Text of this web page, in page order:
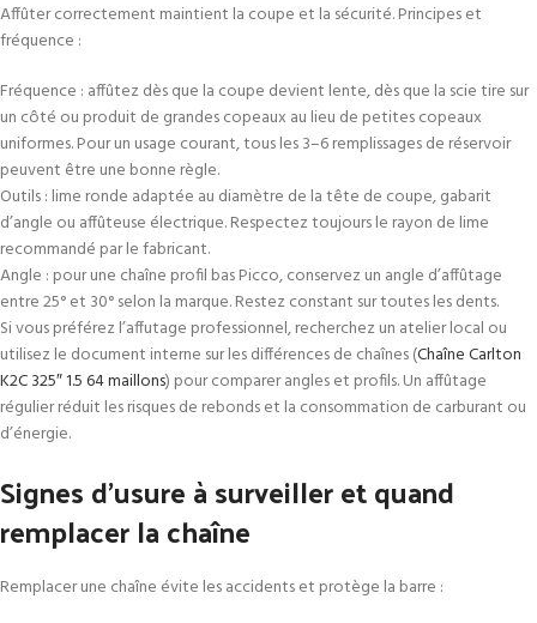
Affûter correctement maintient la coupe et la sécurité. Principes et
fréquence :
Fréquence : affûtez dès que la coupe devient lente, dès que la scie tire sur
un côté ou produit de grandes copeaux au lieu de petites copeaux
uniformes. Pour un usage courant, tous les 3–6 remplissages de réservoir
peuvent être une bonne règle.
Outils : lime ronde adaptée au diamètre de la tête de coupe, gabarit
d’angle ou affûteuse électrique. Respectez toujours le rayon de lime
recommandé par le fabricant.
Angle : pour une chaîne profil bas Picco, conservez un angle d’affûtage
entre 25° et 30° selon la marque. Restez constant sur toutes les dents.
Si vous préférez l’affutage professionnel, recherchez un atelier local ou
utilisez le document interne sur les différences de chaînes (Chaîne Carlton
K2C 325″ 1.5 64 maillons) pour comparer angles et profils. Un affûtage
régulier réduit les risques de rebonds et la consommation de carburant ou
d’énergie.
Signes d’usure à surveiller et quand
remplacer la chaîne
Remplacer une chaîne évite les accidents et protège la barre :